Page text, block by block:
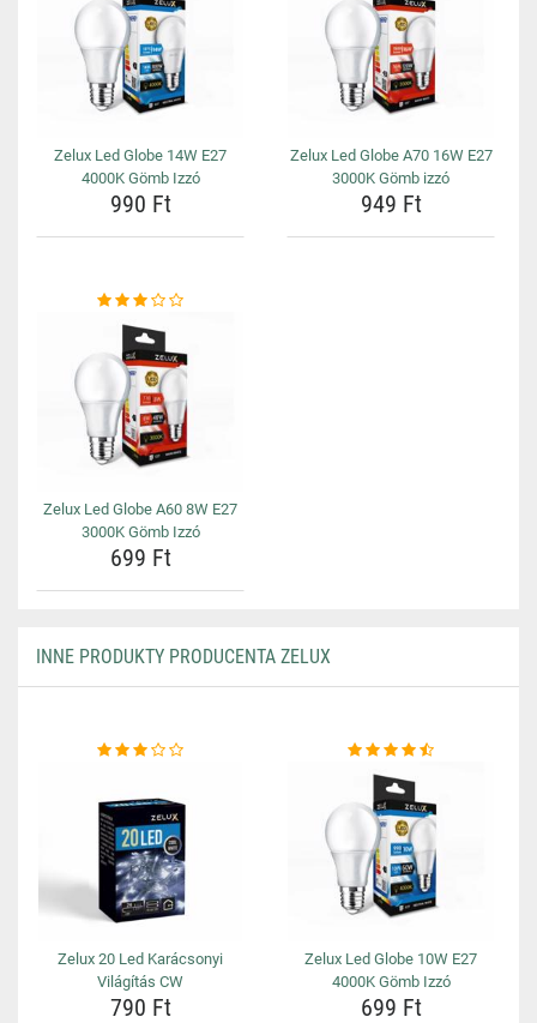
Zelux Led Globe 14W E27
4000K Gömb Izzó
990 Ft
Zelux Led Globe A70 16W E27
3000K Gömb izzó
949 Ft
Zelux Led Globe A60 8W E27
3000K Gömb Izzó
699 Ft
INNE PRODUKTY PRODUCENTA ZELUX
Zelux 20 Led Karácsonyi
Világítás CW
790 Ft
Zelux Led Globe 10W E27
4000K Gömb Izzó
699 Ft